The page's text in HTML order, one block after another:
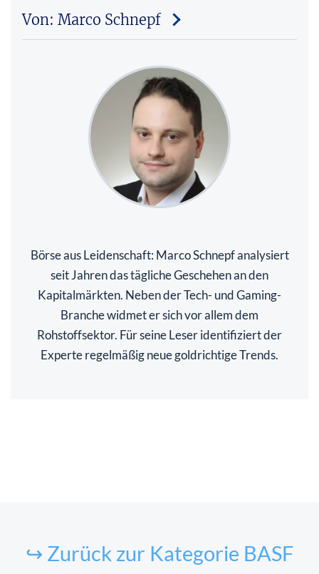
Von: Marco Schnepf
Börse aus Leidenschaft: Marco Schnepf analysiert
seit Jahren das tägliche Geschehen an den
Kapitalmärkten. Neben der Tech- und Gaming-
Branche widmet er sich vor allem dem
Rohstoffsektor. Für seine Leser identifiziert der
Experte regelmäßig neue goldrichtige Trends.
↪ Zurück zur Kategorie BASF